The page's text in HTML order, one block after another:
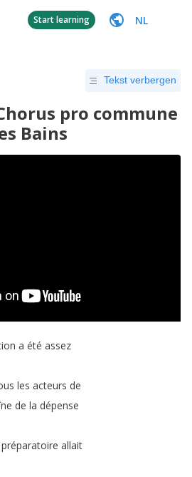
Start learning NL
Tekst verbergen
pro commune
Bains
a été assez
les acteurs de
de la dépense
préparatoire allait